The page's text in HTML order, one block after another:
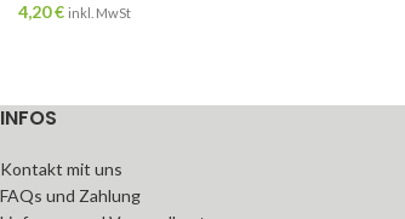
4,20€ inkl. MwSt
INFOS
Kontakt mit uns
FAQs und Zahlung